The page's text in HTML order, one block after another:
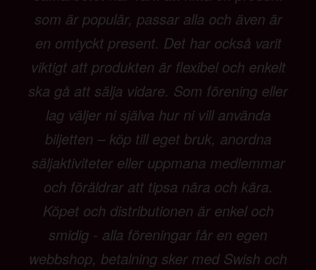
som är populär, passar alla och även är
en omtyckt present. Det har också varit
viktigt att produkten är flexibel och enkelt
ska gå att sälja vidare. Som förening eller
lag väljer ni själva hur ni vill använda
biljetten – köp till eget bruk, anordna
säljaktiviteter eller uppmana medlemmar
och föräldrar att tipsa nära och kära.
Köpet och distributionen är enkel och
smidig - alla föreningar får en egen
webbshop, betalning sker med Swish och